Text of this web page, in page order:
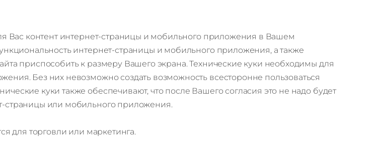
Вас контент интернет-страницы и мобильного приложения в Вашем
интернет-страницы и мобильного приложения, а также
приспособить к размеру Вашего экрана. Технические куки необходимы для
Без них невозможно создать возможность всесторонне пользоваться
куки также обеспечивают, что после Вашего согласия это не надо будет
страницы или мобильного приложения.
для торговли или маркетинга.